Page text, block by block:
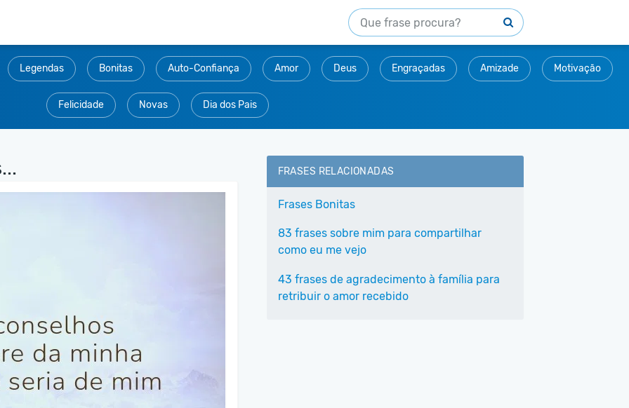
Legendas Bonitas Auto-Confiança Amor Deus Engraçadas Amizade Motivação
Felicidade Novas Dia dos Pais
FRASES RELACIONADAS
Frases Bonitas
83 frases sobre mim para compartilhar
como eu me vejo
43 frases de agradecimento à família para
retribuir o amor recebido